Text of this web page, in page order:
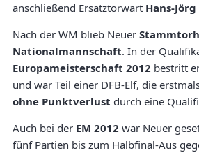
anschließend Ersatztorwart Hans-
Nach der WM blieb Neuer
Nationalmannschaft. In der
Europameisterschaft 2012 bestritt
und war Teil einer DFB-Elf, die
ohne Punktverlust durch eine
Auch bei der EM 2012 war Neuer
fünf Partien bis zum Halbfinal-Aus